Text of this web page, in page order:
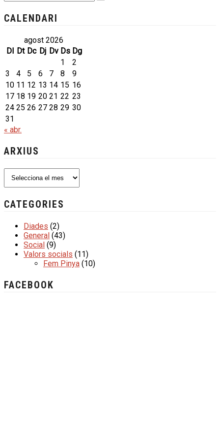
CALENDARI
agost 2026
Dl
Dt Dc Dj Dv Ds Dg
1
2
3
4 5 6 7 8
9
10 11 12 13 14 15 16
17 18 19 20 21 22 23
24 25 26 27 28 29 30
31
« abr.
ARXIUS
CATEGORIES
Diades (2)
General (43)
Social (9)
Valors socials (11)
Fem Pinya (10)
FACEBOOK